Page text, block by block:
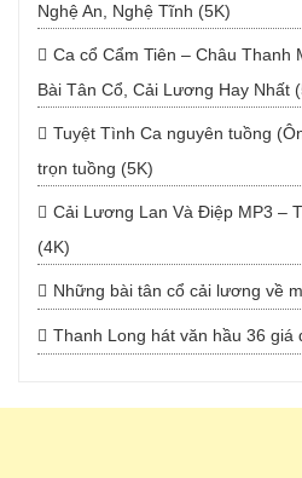
Nghệ An, Nghệ Tĩnh (5K)
Ca cổ Cẩm Tiên – Châu Thanh
Bài Tân Cổ, Cải Lương Hay Nhất
Tuyệt Tình Ca nguyên tuồng
trọn tuồng (5K)
Cải Lương Lan Và Điệp MP3 –
(4K)
Những bài tân cổ cải lương về
Thanh Long hát văn hầu 36 giá